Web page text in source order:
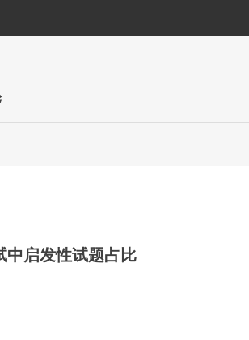
中启发性试题占比